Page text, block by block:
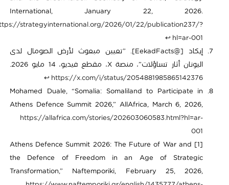
International, January 22, 2026.
strategyinternational.org/2026/01/22/publication237/?
hl=ar-001
↩︎
إيكاد [@EekadFacts]. ‏”تعيين مبعوث لأرض الصومال لدى
اليونان أثار تساؤلات”، منصة X، مقطع فيديو، 14 مايو 2026.
https://x.com/i/status/2054881985865142376
↩︎
Mohamed Duale, “Somalia: Somaliland to Participate in
Athens Defence Summit 2026,” AllAfrica, March 6, 2026,
https://allafrica.com/stories/202603060583.html?hl=ar-
001
[1] Athens Defence Summit 2026: The Future of War and
the Defence of Freedom in an Age of Strategic
Transformation,” Naftemporiki, February 25, 2026,